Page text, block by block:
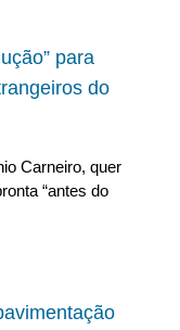
para
do
Carneiro, quer
“antes do